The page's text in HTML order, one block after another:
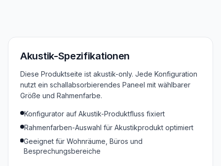
Akustik-Spezifikationen
Diese Produktseite ist akustik-only. Jede Konfiguration
nutzt ein schallabsorbierendes Paneel mit wählbarer
Größe und Rahmenfarbe.
Konfigurator auf Akustik-Produktfluss fixiert
Rahmenfarben-Auswahl für Akustikprodukt optimiert
Geeignet für Wohnräume, Büros und
Besprechungsbereiche